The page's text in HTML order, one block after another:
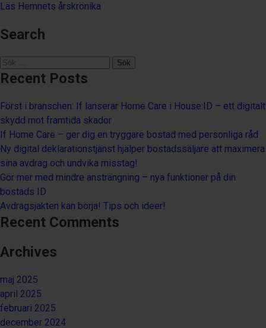
Läs Hemnets årskrönika
Search
Sök
efter:
Recent Posts
Först i branschen: If lanserar Home Care i House:ID – ett digitalt
skydd mot framtida skador
If Home Care – ger dig en tryggare bostad med personliga råd
Ny digital deklarationstjänst hjälper bostadssäljare att maximera
sina avdrag och undvika misstag!
Gör mer med mindre ansträngning – nya funktioner på din
bostads ID
Avdragsjakten kan börja! Tips och ideer!
Recent Comments
Archives
maj 2025
april 2025
februari 2025
december 2024